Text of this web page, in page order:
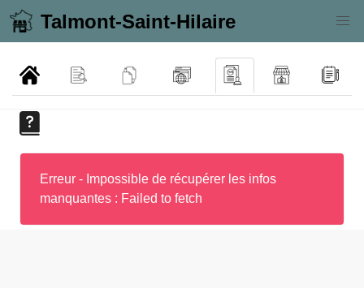
Talmont-Saint-Hilaire
Erreur - Impossible de récupérer les infos
manquantes : Failed to fetch